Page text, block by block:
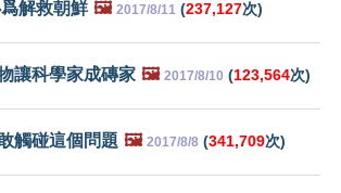
解救朝鮮 🖼️ 2017/8/11 (237,127次)
讓科學家成磚家 🖼️ 2017/8/10 (123,564次)
觸碰這個問題 🖼️ 2017/8/8 (341,709次)